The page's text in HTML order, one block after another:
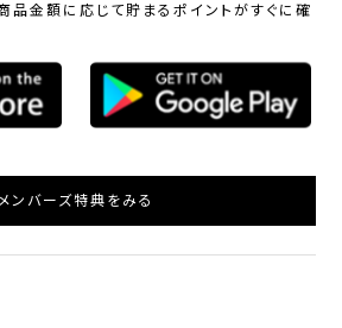
品金額に応じて貯まるポイントがすぐに確
ンバーズ特典をみる